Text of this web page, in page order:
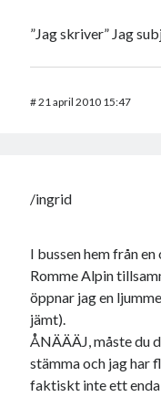
”Jag skriver” Jag
#21 april 2010 15:47
/ingrid
I bussen hem från
Romme Alpin
öppnar jag en
jämt).
ÅNÄÄÄJ, måste du
stämma och jag har
faktiskt inte ett enda